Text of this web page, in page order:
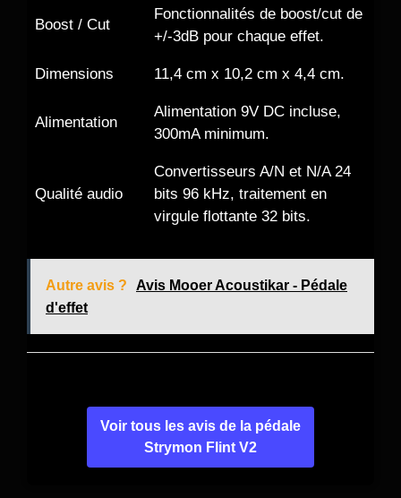
Boost / Cut
Fonctionnalités de boost/cut de
+/-3dB pour chaque effet.
Dimensions 11,4 cm x 10,2 cm x 4,4 cm.
Alimentation
Alimentation 9V DC incluse,
300mA minimum.
Qualité audio
Convertisseurs A/N et N/A 24
bits 96 kHz, traitement en
virgule flottante 32 bits.
Autre avis ?
Avis Mooer Acoustikar - Pédale
d'effet
Voir tous les avis de la pédale
Strymon Flint V2